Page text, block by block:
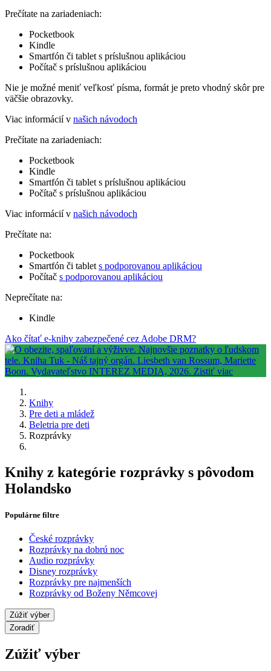
Prečítate na zariadeniach:
Pocketbook
Kindle
Smartfón či tablet s príslušnou aplikáciou
Počítač s príslušnou aplikáciou
Nie je možné meniť veľkosť písma, formát je preto vhodný skôr pre
väčšie obrazovky.
Viac informácií v našich návodoch
Prečítate na zariadeniach:
Pocketbook
Kindle
Smartfón či tablet s príslušnou aplikáciou
Počítač s príslušnou aplikáciou
Viac informácií v našich návodoch
Prečítate na:
Pocketbook
Smartfón či tablet s podporovanou aplikáciou
Počítač s podporovanou aplikáciou
Neprečítate na:
Kindle
Ako čítať e-knihy zabezpečené cez Adobe DRM?
Knihy
Pre deti a mládež
Beletria pre deti
Rozprávky
Knihy z kategórie rozprávky s pôvodom
Holandsko
Populárne filtre
České rozprávky
Rozprávky na dobrú noc
Audio rozprávky
Disney rozprávky
Rozprávky pre najmenších
Rozprávky od Boženy Němcovej
Zúžiť výber
Zoradiť
Zúžiť výber